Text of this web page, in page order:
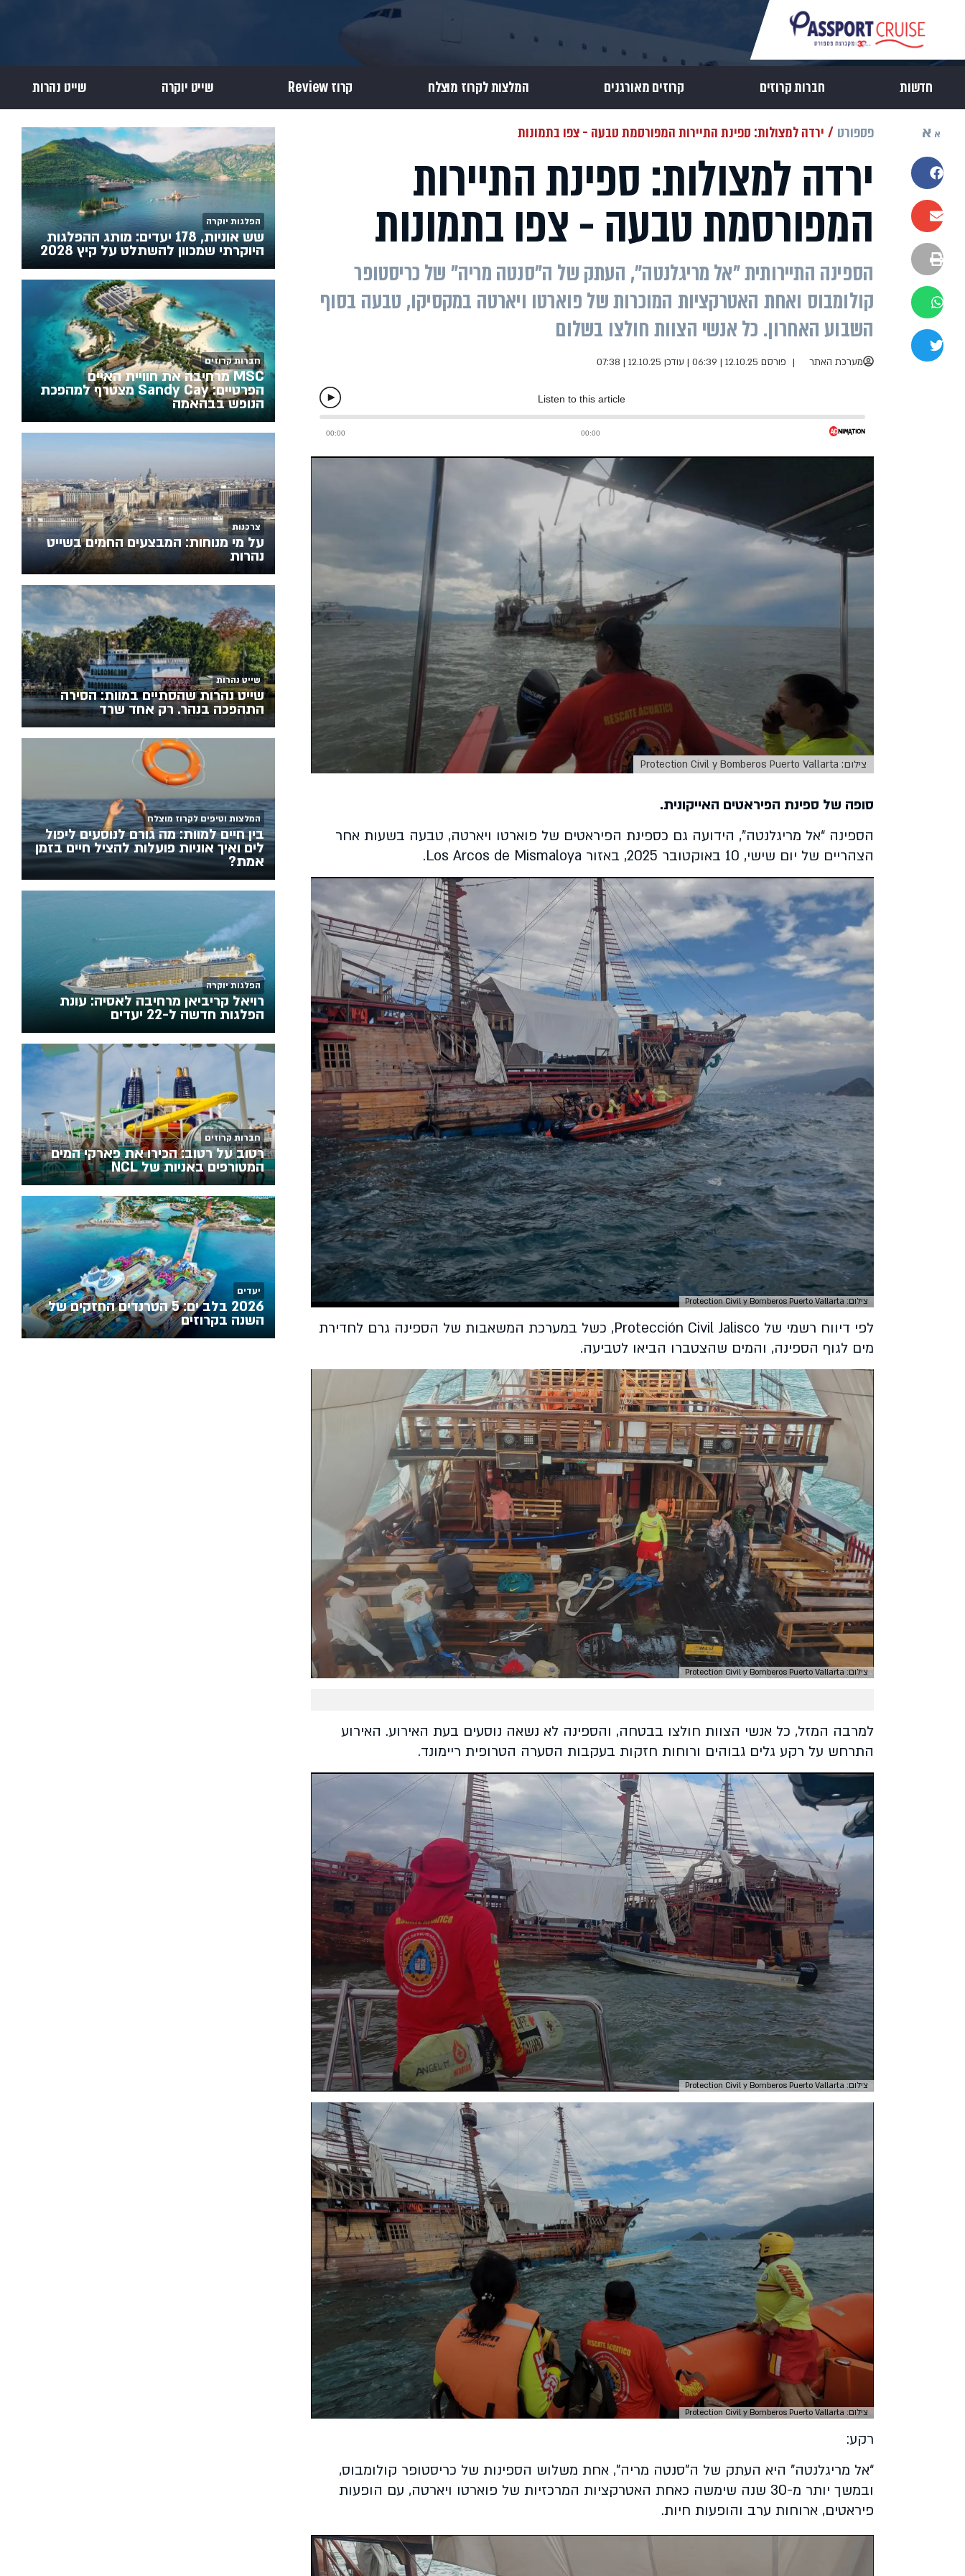
חדשות חברות קרוזים קרוזים מאורגנים המלצות לקרוז מוצלח קרוז Review שייט יוקרה שייט נהרות
א א
שתפו בפייסבוק
שתפו במייל
הדפסה
שתפו בוואטסאפ
שתפו בטוויטר
פספורט ירדה למצולות: ספינת התיירות המפורסמת טבעה - צפו בתמונות
ירדה למצולות: ספינת התיירות
המפורסמת טבעה - צפו בתמונות
הספינה התיירותית "אל מריגלנטה", העתק של ה"סנטה מריה" של כריסטופר
קולומבוס ואחת האטרקציות המוכרות של פוארטו ויארטה במקסיקו, טבעה בסוף
השבוע האחרון. כל אנשי הצוות חולצו בשלום
מערכת האתר פורסם 12.10.25 | 06:39 | עודכן 12.10.25 | 07:38
צילום: Protection Civil y Bomberos Puerto Vallarta
סופה של ספינת הפיראטים האייקונית.
הספינה “אל מריגלנטה”, הידועה גם כספינת הפיראטים של פוארטו ויארטה, טבעה בשעות אחר
הצהריים של יום שישי, 10 באוקטובר 2025, באזור Los Arcos de Mismaloya.
צילום: Protection Civil y Bomberos Puerto Vallarta
לפי דיווח רשמי של Protección Civil Jalisco, כשל במערכת המשאבות של הספינה גרם לחדירת
מים לגוף הספינה, והמים שהצטברו הביאו לטביעה.
צילום: Protection Civil y Bomberos Puerto Vallarta
למרבה המזל, כל אנשי הצוות חולצו בבטחה, והספינה לא נשאה נוסעים בעת האירוע. האירוע
התרחש על רקע גלים גבוהים ורוחות חזקות בעקבות הסערה הטרופית ריימונד.
צילום: Protection Civil y Bomberos Puerto Vallarta
צילום: Protection Civil y Bomberos Puerto Vallarta
רקע:
“אל מריגלנטה” היא העתק של ה״סנטה מריה”, אחת משלוש הספינות של כריסטופר קולומבוס,
ובמשך יותר מ-30 שנה שימשה כאחת האטרקציות המרכזיות של פוארטו ויארטה, עם הופעות
פיראטים, ארוחות ערב והופעות חיות.
הפלגות יוקרה
שש אוניות, 178 יעדים: מותג ההפלגות
היוקרתי שמכוון להשתלט על קיץ 2028
חברות קרוזים
MSC מרחיבה את חוויית האיים
הפרטיים: Sandy Cay מצטרף למהפכת
הנופש בבהאמה
צרכנות
על מי מנוחות: המבצעים החמים בשייט
נהרות
שייט נהרות
שייט נהרות שהסתיים במוות: הסירה
התהפכה בנהר. רק אחד שרד
המלצות וטיפים לקרוז מוצלח
בין חיים למוות: מה גורם לנוסעים ליפול
לים ואיך אוניות פועלות להציל חיים בזמן
אמת?
הפלגות יוקרה
רויאל קריביאן מרחיבה לאסיה: עונת
הפלגות חדשה ל-22 יעדים
חברות קרוזים
רטוב על רטוב: הכירו את פארקי המים
המטורפים באניות של NCL
יעדים
2026 בלב ים: 5 הטרנדים החזקים של
השנה בקרוזים